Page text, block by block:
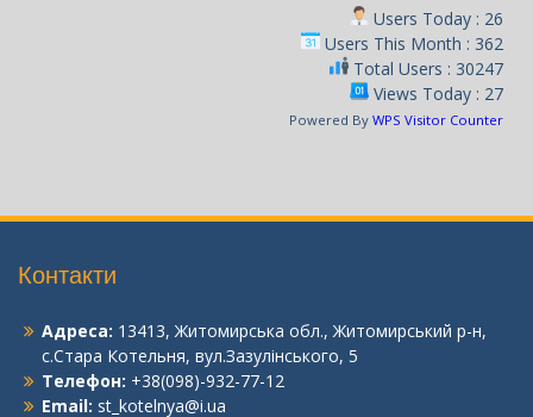
Users Today : 26
Users This Month : 362
Total Users : 30247
Views Today : 27
Powered By WPS Visitor Counter
Контакти
Адреса: 13413, Житомирська обл., Житомирський р-н,
с.Стара Котельня, вул.Зазулінського, 5
Телефон: +38(098)-932-77-12
Email: st_kotelnya@i.ua